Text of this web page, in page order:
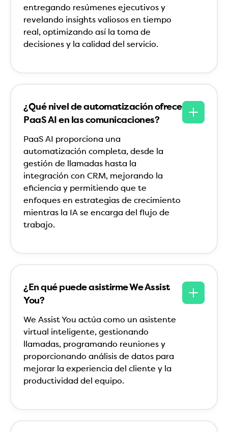
entregando resúmenes ejecutivos y
revelando insights valiosos en tiempo
real, optimizando así la toma de
decisiones y la calidad del servicio.
¿Qué nivel de automatización ofrece
PaaS AI en las comunicaciones?
PaaS AI proporciona una
automatización completa, desde la
gestión de llamadas hasta la
integración con CRM, mejorando la
eficiencia y permitiendo que te
enfoques en estrategias de crecimiento
mientras la IA se encarga del flujo de
trabajo.
¿En qué puede asistirme We Assist
You?
We Assist You actúa como un asistente
virtual inteligente, gestionando
llamadas, programando reuniones y
proporcionando análisis de datos para
mejorar la experiencia del cliente y la
productividad del equipo.